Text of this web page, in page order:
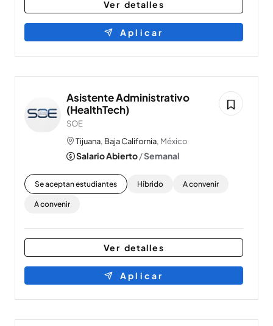
Ver detalles
Aplicar
Asistente Administrativo
(HealthTech)
SOE
Tijuana, Baja California, México
Salario Abierto/Semanal
Se aceptan estudiantes Híbrido A convenir
A convenir
Ver detalles
Aplicar